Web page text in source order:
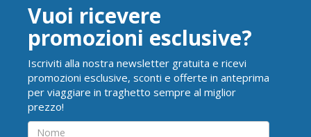
Vuoi ricevere
promozioni esclusive?
Iscriviti alla nostra newsletter gratuita e ricevi
promozioni esclusive, sconti e offerte in anteprima
per viaggiare in traghetto sempre al miglior
prezzo!